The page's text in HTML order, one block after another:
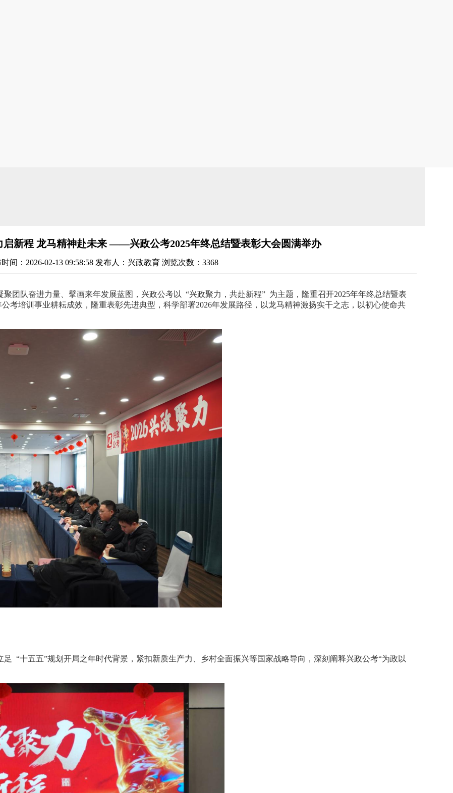
启新程 龙马精神赴未来 ——兴政公考2025年终总结暨表彰大会圆满举办
间：2026-02-13 09:58:58 发布人：兴政教育 浏览次数：3368
团队奋进力量、擘画来年发展蓝图，兴政公考以 “兴政聚力，共赴新程” 为主题，隆重召开2025年年终总结暨表
公考培训事业耕耘成效，隆重表彰先进典型，科学部署2026年发展路径，以龙马精神激扬实干之志，以初心使命共
“十五五”规划开局之年时代背景，紧扣新质生产力、乡村全面振兴等国家战略导向，深刻阐释兴政公考“为政以